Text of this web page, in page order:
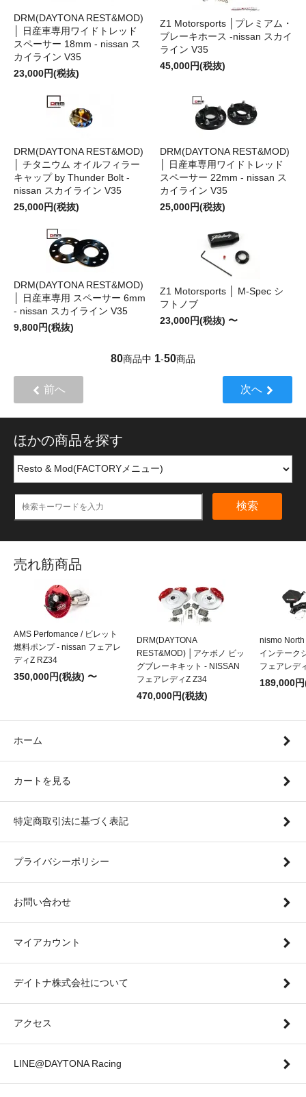
DRM(DAYTONA REST&MOD)
│ 日産車専用ワイドトレッド
スペーサー 18mm - nissan ス
カイライン V35
23,000円(税抜)
Z1 Motorsports │プレミアム・
ブレーキホース -nissan スカイ
ライン V35
45,000円(税抜)
DRM(DAYTONA REST&MOD)
│ チタニウム オイルフィラー
キャップ by Thunder Bolt -
nissan スカイライン V35
25,000円(税抜)
DRM(DAYTONA REST&MOD)
│ 日産車専用ワイドトレッド
スペーサー 22mm - nissan ス
カイライン V35
25,000円(税抜)
DRM(DAYTONA REST&MOD)
│ 日産車専用 スペーサー 6mm
- nissan スカイライン V35
9,800円(税抜)
Z1 Motorsports │ M-Spec シ
フトノブ
23,000円(税抜) 〜
80商品中 1-50商品
前へ 次へ
ほかの商品を探す
検索
売れ筋商品
AMS Perfomance / ビレット
燃料ポンプ - nissan フェアレ
ディZ RZ34
350,000円(税抜) 〜
DRM(DAYTONA
REST&MOD) │アケボノ ビッ
グブレーキキット - NISSAN
フェアレディZ Z34
470,000円(税抜)
nismo
インテーク
フェアレデ
189,000
ホーム
カートを見る
特定商取引法に基づく表記
プライバシーポリシー
お問い合わせ
マイアカウント
デイトナ株式会社について
アクセス
LINE@DAYTONA Racing